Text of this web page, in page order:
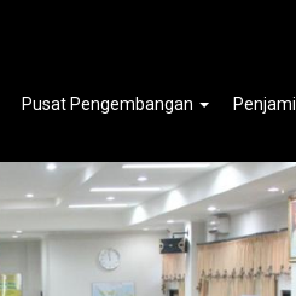
Pusat Pengembangan
Choice To Be